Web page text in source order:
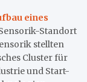
eines
Standort
stellten
Cluster für
und Start-